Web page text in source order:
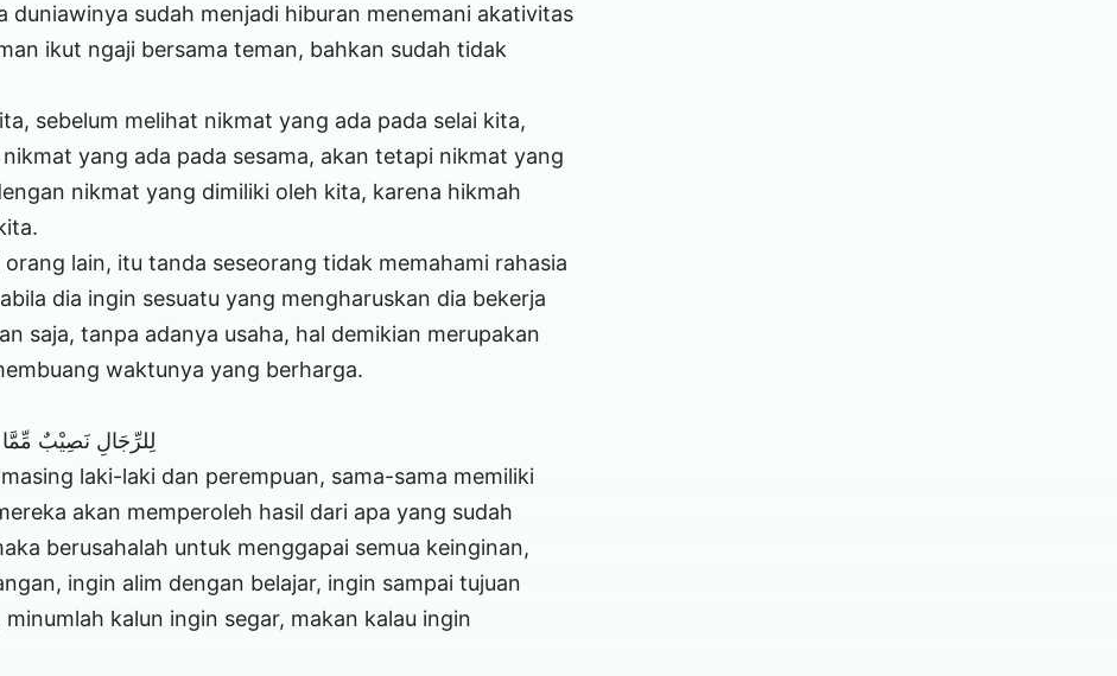
duniawinya sudah menjadi hiburan menemani akativitas
ikut ngaji bersama teman, bahkan sudah tidak
sebelum melihat nikmat yang ada pada selai kita,
yang ada pada sesama, akan tetapi nikmat yang
nikmat yang dimiliki oleh kita, karena hikmah
lain, itu tanda seseorang tidak memahami rahasia
dia ingin sesuatu yang mengharuskan dia bekerja
saja, tanpa adanya usaha, hal demikian merupakan
waktunya yang berharga.
لِلرِّجَالِ نَصِيْبٌ
laki-laki dan perempuan, sama-sama memiliki
akan memperoleh hasil dari apa yang sudah
berusahalah untuk menggapai semua keinginan,
ingin alim dengan belajar, ingin sampai tujuan
kalun ingin segar, makan kalau ingin